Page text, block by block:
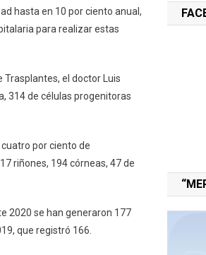
hasta en 10 por ciento anual,
para realizar estas
Trasplantes, el doctor Luis
314 de células progenitoras
por ciento de
riñones, 194 córneas, 47 de
2020 se han generaron 177
que registró 166.